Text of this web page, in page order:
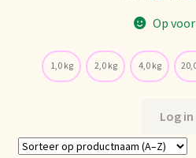
Bestellung und Lieferzeit
Betalen en kortingen
Bienvenue dans notre commerce
Op
1,0 kg 2,0 kg 4,0 kg
Log in